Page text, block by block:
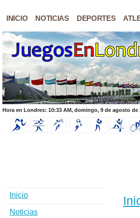
INICIO NOTICIAS DEPORTES
Hora en Londres: 10:33 AM, domingo, 9 de agosto de
Inicio
Noticias